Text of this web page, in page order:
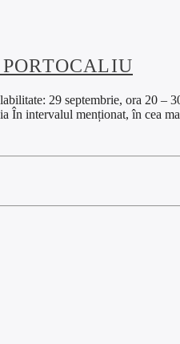
29 septembrie, ora 20 –
În intervalul menționat, în cea